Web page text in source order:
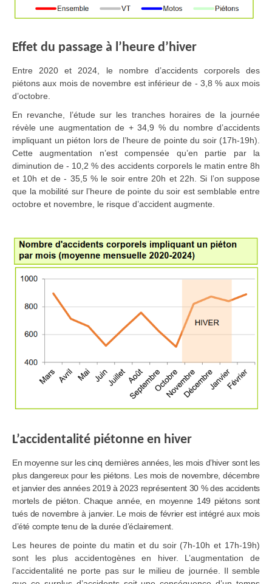
Effet du passage à l’heure d’hiver
Entre 2020 et 2024, le nombre d’accidents corporels des
piétons aux mois de novembre est inférieur de - 3,8 % aux mois
d’octobre.
En revanche, l’étude sur les tranches horaires de la journée
révèle une augmentation de + 34,9 % du nombre d’accidents
impliquant un piéton lors de l’heure de pointe du soir (17h-19h).
Cette augmentation n’est compensée qu’en partie par la
diminution de - 10,2 % des accidents corporels le matin entre 8h
et 10h et de - 35,5 % le soir entre 20h et 22h. Si l’on suppose
que la mobilité sur l’heure de pointe du soir est semblable entre
octobre et novembre, le risque d’accident augmente.
L’accidentalité piétonne en hiver
En moyenne sur les cinq dernières années, les mois d’hiver sont les
plus dangereux pour les piétons. Les mois de novembre, décembre
et janvier des années 2019 à 2023 représentent 30 % des accidents
mortels de piéton. Chaque année, en moyenne 149 piétons sont
tués de novembre à janvier. Le mois de février est intégré aux mois
d’été compte tenu de la durée d’éclairement.
Les heures de pointe du matin et du soir (7h-10h et 17h-19h)
sont les plus accidentogènes en hiver. L’augmentation de
l’accidentalité ne porte pas sur le milieu de journée. Il semble